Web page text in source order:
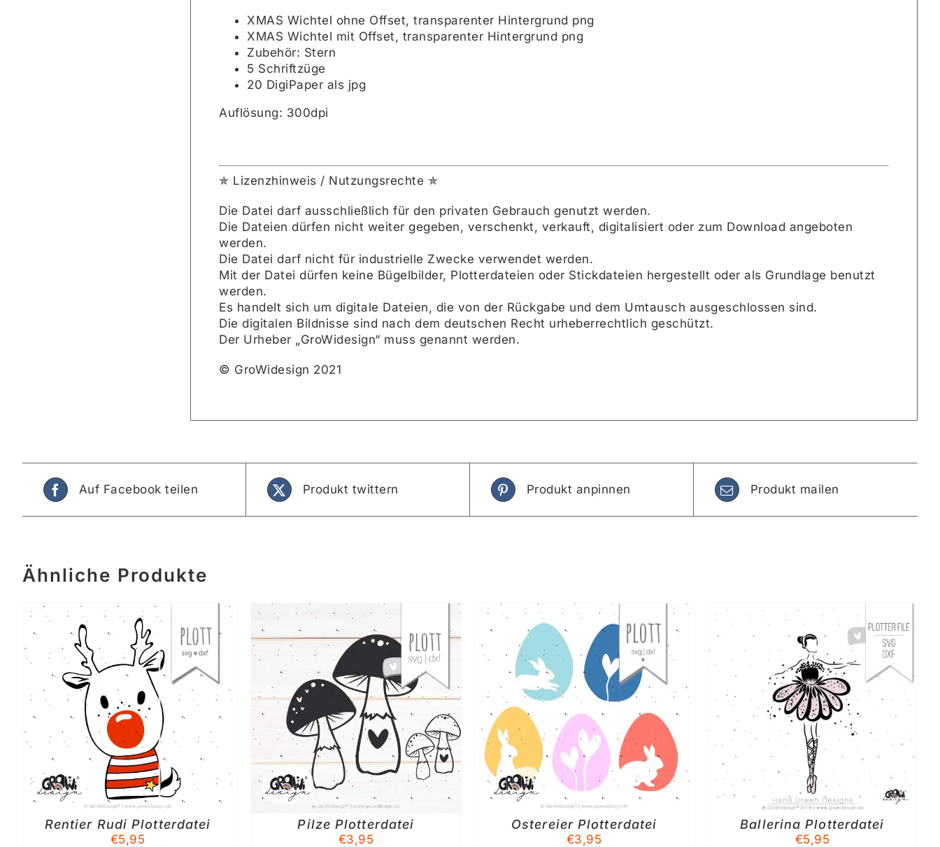
XMAS Wichtel ohne Offset, transparenter Hintergrund png
XMAS Wichtel mit Offset, transparenter Hintergrund png
Zubehör: Stern
5 Schriftzüge
20 DigiPaper als jpg
Auflösung: 300dpi
✯ Lizenzhinweis / Nutzungsrechte ✯
Die Datei darf ausschließlich für den privaten Gebrauch genutzt werden.
Die Dateien dürfen nicht weiter gegeben, verschenkt, verkauft, digitalisiert oder zum Download angeboten
werden.
Die Datei darf nicht für industrielle Zwecke verwendet werden.
Mit der Datei dürfen keine Bügelbilder, Plotterdateien oder Stickdateien hergestellt oder als Grundlage benutzt
werden.
Es handelt sich um digitale Dateien, die von der Rückgabe und dem Umtausch ausgeschlossen sind.
Die digitalen Bildnisse sind nach dem deutschen Recht urheberrechtlich geschützt.
Der Urheber „GroWidesign“ muss genannt werden.
© GroWidesign 2021
Auf Facebook teilen Produkt twittern Produkt anpinnen Produkt mailen
Ähnliche Produkte
Rentier Rudi Plotterdatei
€5,95
IN DEN WARENKORB
DETAILS
Pilze Plotterdatei
€3,95
IN DEN WARENKORB
/
DETAILS
Ostereier Plotterdatei
€3,95
IN DEN WARENKORB
DETAILS
Ballerina Plotterdatei
€5,95